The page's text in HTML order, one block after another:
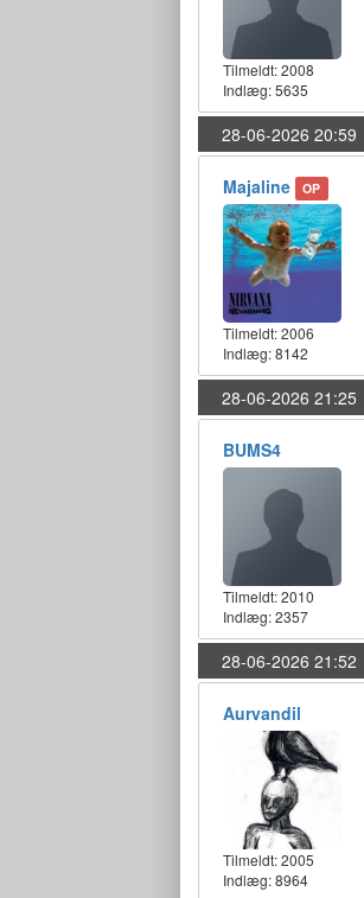
Tilmeldt:2008
Indlæg: 5635
28-06-2026 20:59
Majaline OP
Tilmeldt:2006
Indlæg: 8142
28-06-2026 21:25
BUMS4
Tilmeldt:2010
Indlæg: 2357
28-06-2026 21:52
Aurvandil
Tilmeldt:2005
Indlæg: 8964